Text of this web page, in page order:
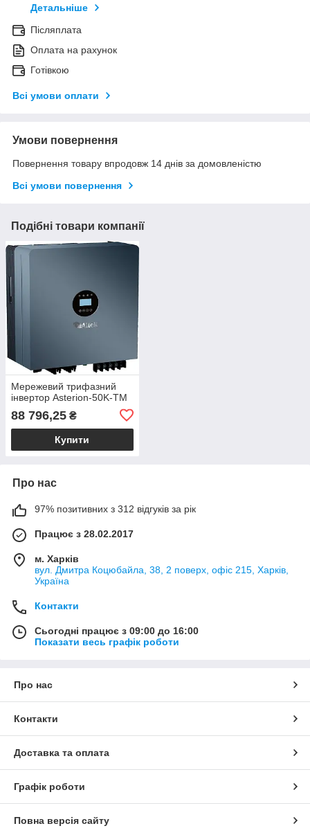
Детальніше
Післяплата
Оплата на рахунок
Готівкою
Всі умови оплати
Умови повернення
Повернення товару впродовж 14 днів за домовленістю
Всі умови повернення
Подібні товари компанії
Мережевий трифазний
інвертор Asterion-50K-TM
88 796,25 ₴
Купити
Про нас
97% позитивних з 312 відгуків за рік
Працює з 28.02.2017
м. Харків
вул. Дмитра Коцюбайла, 38, 2 поверх, офіс 215, Харків,
Україна
Контакти
Сьогодні працює з 09:00 до 16:00
Показати весь графік роботи
Про нас
Контакти
Доставка та оплата
Графік роботи
Повна версія сайту